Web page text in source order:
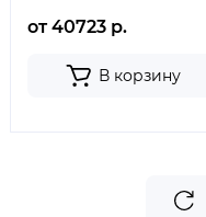
от 40723 р.
В корзину